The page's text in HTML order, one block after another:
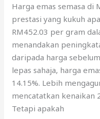
Harga emas semasa di
prestasi yang kukuh
RM452.03 per gram
menandakan
daripada harga
lepas sahaja, harga
14.15%. Lebih
mencatatkan kenaikan
Tetapi apakah